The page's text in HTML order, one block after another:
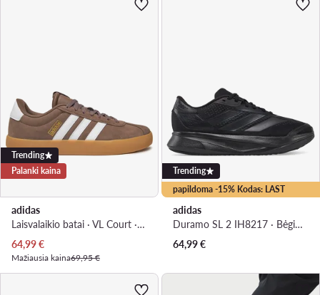
Trending
Palanki kaina
adidas
Laisvalaikio batai · VL Court · Ruda
Dabartinė kaina
64,99€
Mažiausia kaina69,95 €
papildoma -15% Kodas: LAST
Trending
adidas
Duramo SL 2 IH8217 · Bėgimo batai
64,99€